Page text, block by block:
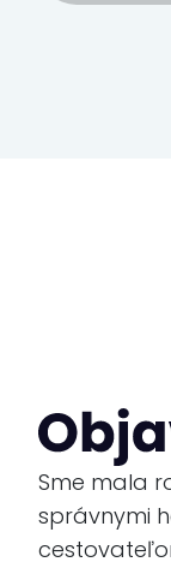
Sme mala
správnymi